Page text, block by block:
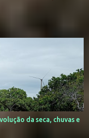
da seca, chuvas e